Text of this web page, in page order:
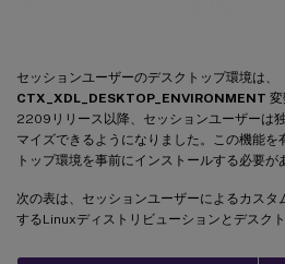
セッションユーザーのデスクトップ環境は、
CTX_XDL_DESKTOP_ENVIRONMENT 変
2209リリース以降、セッションユーザーは
マイズできるようになりました。この機能を
トップ環境を事前にインストールする必要が
次の表は、セッションユーザーによるカスタ
するLinuxディストリビューションとデスク